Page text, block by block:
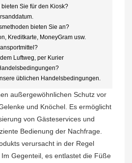
Sie für den Kiosk?
bieten Sie an?
Kreditkarte, MoneyGram usw.
Luftweg, per Kurier
üblichen Handelsbedingungen.
außergewöhnlichen Schutz vor
und Knöchel. Es ermöglicht
von Gästeservices und
Bedienung der Nachfrage.
verursacht in der Regel
Gegenteil, es entlastet die Füße